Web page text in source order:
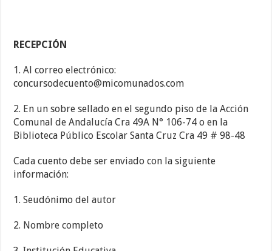
RECEPCIÓN
1. Al correo electrónico:
concursodecuento@micomunados.com
2. En un sobre sellado en el segundo piso de la Acción
Comunal de Andalucía Cra 49A N° 106-74 o en la
Biblioteca Público Escolar Santa Cruz Cra 49 # 98-48
Cada cuento debe ser enviado con la siguiente
información:
1. Seudónimo del autor
2. Nombre completo